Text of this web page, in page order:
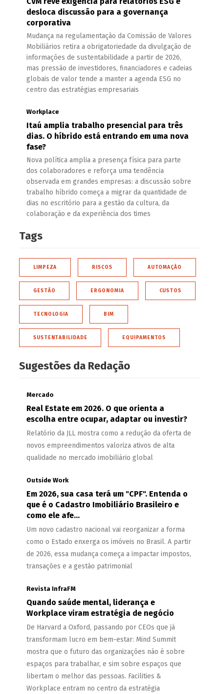
desloca discussão para a governança
corporativa
Mudança na regulamentação da Comissão de Valores
Mobiliários retira a obrigatoriedade da divulgação de
informações de sustentabilidade a partir de 2026,
mas pressão de investidores, financiadores e cadeias
globais de valor tende a manter a agenda ESG no
centro das estratégias empresariais
Workplace
Itaú amplia trabalho presencial para três
dias. O híbrido está entrando em uma nova
fase?
Nova política amplia a presença física para parte
dos colaboradores e reforça uma tendência
observada em grandes empresas: a discussão sobre
trabalho híbrido começa a migrar da quantidade de
dias no escritório para a gestão da cultura, da
colaboração e da experiência dos times
Tags
LIMPEZA RISCOS AUTOMAÇÃO
GESTÃO ERGONOMIA CUSTOS
TECNOLOGIA BIM
SUSTENTABILIDADE EQUIPAMENTOS
Sugestões da Redação
Mercado
Real Estate em 2026. O que orienta a
escolha entre ocupar, adaptar ou investir?
Relatório da JLL mostra como a redução da oferta de
novos empreendimentos valoriza ativos de alta
qualidade no mercado imobiliário global
Outside Work
Em 2026, sua casa terá um "CPF". Entenda o
que é o Cadastro Imobiliário Brasileiro e
como ele afe...
Um novo cadastro nacional vai reorganizar a forma
como o Estado enxerga os imóveis no Brasil. A partir
de 2026, essa mudança começa a impactar impostos,
transações e a gestão patrimonial
Revista InfraFM
Quando saúde mental, liderança e
Workplace viram estratégia de negócio
De Harvard a Oxford, passando por CEOs que já
transformam lucro em bem-estar: Mind Summit
mostra que o futuro das organizações não é sobre
espaços para trabalhar, e sim sobre espaços que
libertam o melhor das pessoas. Facilities &
Workplace entram no centro da estratégia